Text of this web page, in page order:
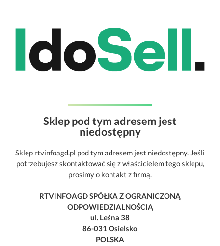
Sklep pod tym adresem jest
niedostępny
Sklep rtvinfoagd.pl pod tym adresem jest niedostępny. Jeśli
potrzebujesz skontaktować się z właścicielem tego sklepu,
prosimy o kontakt z firmą.
RTVINFOAGD SPÓŁKA Z OGRANICZONĄ
ODPOWIEDZIALNOŚCIĄ
ul. Leśna 38
86-031 Osielsko
POLSKA